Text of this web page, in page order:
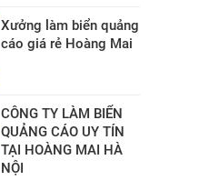
Xưởng làm biển quảng
cáo giá rẻ Hoàng Mai
CÔNG TY LÀM BIỂN
QUẢNG CÁO UY TÍN
TẠI HOÀNG MAI HÀ
NỘI